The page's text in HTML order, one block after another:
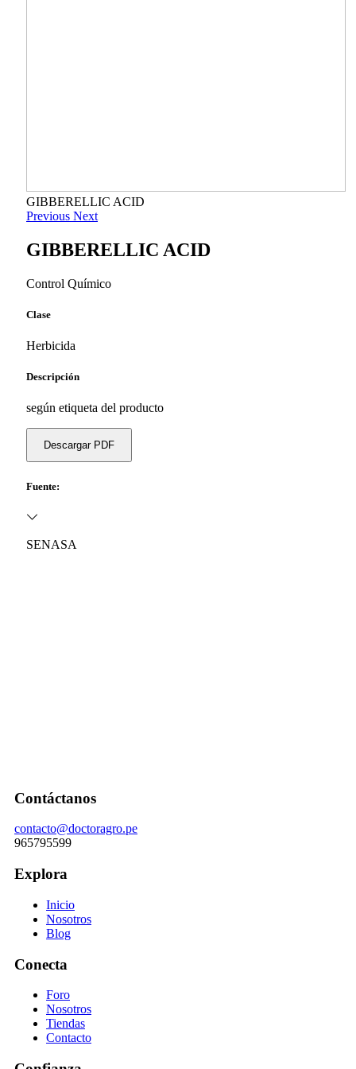
GIBBERELLIC ACID
Previous Next
GIBBERELLIC ACID
Control Químico
Clase
Herbicida
Descripción
según etiqueta del producto
Descargar PDF
Fuente:
SENASA
Contáctanos
contacto@doctoragro.pe
965795599
Explora
Inicio
Nosotros
Blog
Conecta
Foro
Nosotros
Tiendas
Contacto